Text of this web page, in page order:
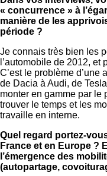
« concurrence » à
manière de les
période ?
Je connais très bien les
l’automobile de 2012, et
C’est le problème d’une
de Dacia à Audi, de
monter en gamme par le
trouver le temps et les
travaille en interne.
Quel regard portez-
France et en Europe ?
l’émergence des
(autopartage,